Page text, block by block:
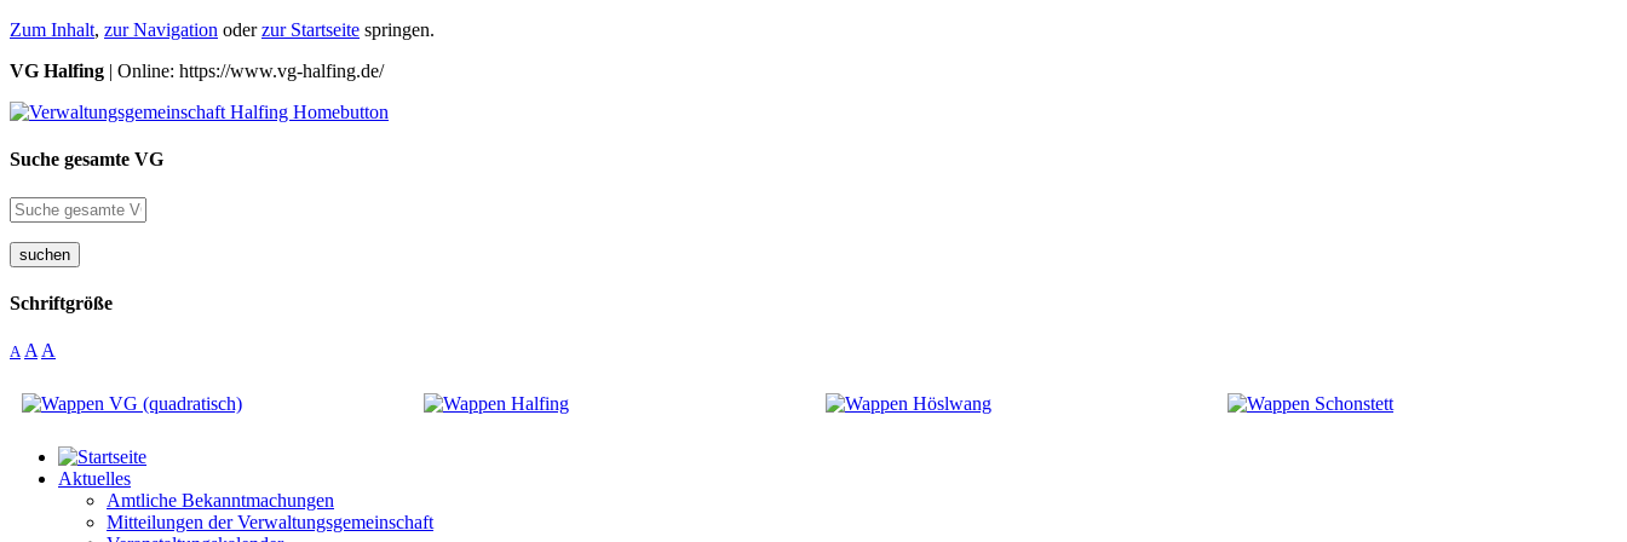
Zum Inhalt, zur Navigation oderzur Startseite springen.
VG Halfing | Online: https://www.vg-halfing.de/
Suche gesamte VG
suchen
Schriftgröße
A A A
Aktuelles
Amtliche Bekanntmachungen
Mitteilungen der Verwaltungsgemeinschaft